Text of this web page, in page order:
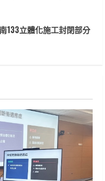
133立體化施工封閉部分